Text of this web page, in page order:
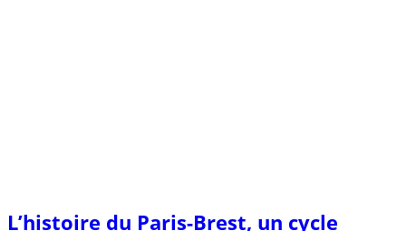
L’histoire du Paris-Brest, un cycle